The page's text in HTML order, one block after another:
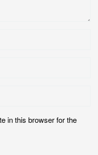
in this browser for the